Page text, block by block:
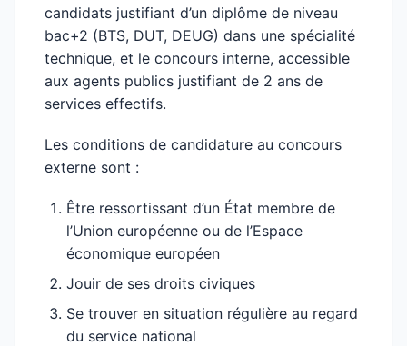
candidats justifiant d’un diplôme de niveau
bac+2 (BTS, DUT, DEUG) dans une spécialité
technique, et le concours interne, accessible
aux agents publics justifiant de 2 ans de
services effectifs.
Les conditions de candidature au concours
externe sont :
Être ressortissant d’un État membre de
l’Union européenne ou de l’Espace
économique européen
Jouir de ses droits civiques
Se trouver en situation régulière au regard
du service national